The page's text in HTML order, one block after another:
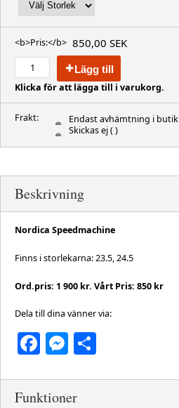
<b>Pris:</b> 850,00 SEK
Lägg till
Klicka för att lägga till i varukorg.
Frakt: Endast avhämtning i butik
Skickas ej( )
Beskrivning
Nordica Speedmachine
Finns i storlekarna: 23.5, 24.5
Ord.pris: 1 900 kr. Vårt Pris: 850 kr
Dela till dina vänner via:
Facebook
Messenger
Funktioner